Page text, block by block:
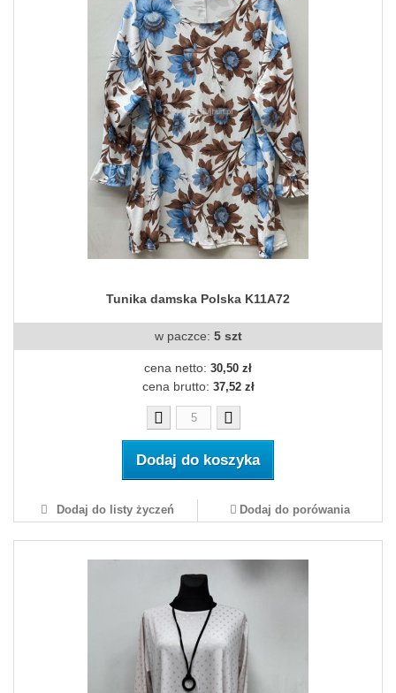
Tunika damska Polska K11A72
w paczce: 5 szt
cena netto: 30,50 zł
cena brutto: 37,52 zł
Dodaj do koszyka
Dodaj do listy życzeń Dodaj do porówania